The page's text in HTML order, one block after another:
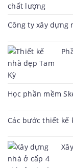
Công ty xây dựng
Học phần mềm
Các bước thiết kế